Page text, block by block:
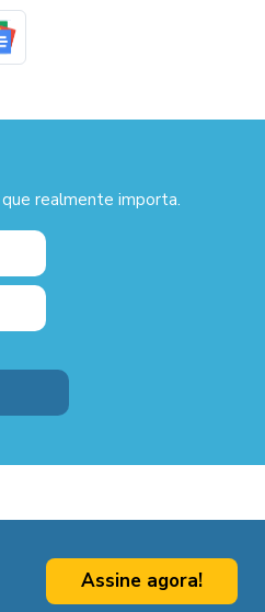
realmente importa.
Assine agora!